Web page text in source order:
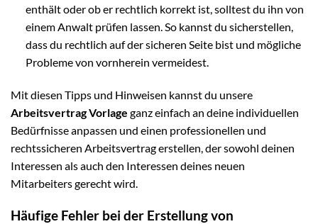
enthält oder ob er rechtlich korrekt ist, solltest du ihn von
einem Anwalt prüfen lassen. So kannst du sicherstellen,
dass du rechtlich auf der sicheren Seite bist und mögliche
Probleme von vornherein vermeidest.
Mit diesen Tipps und Hinweisen kannst du unsere
Arbeitsvertrag Vorlage ganz einfach an deine individuellen
Bedürfnisse anpassen und einen professionellen und
rechtssicheren Arbeitsvertrag erstellen, der sowohl deinen
Interessen als auch den Interessen deines neuen
Mitarbeiters gerecht wird.
Häufige Fehler bei der Erstellung von